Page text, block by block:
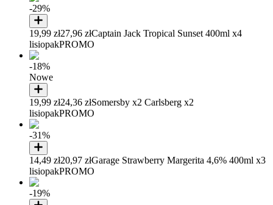
-29%
19,99 zł27,96 złCaptain Jack Tropical Sunset 400ml x4
lisiopakPROMO
-18%
Nowe
19,99 zł24,36 złSomersby x2 Carlsberg x2
lisiopakPROMO
-31%
14,49 zł20,97 złGarage Strawberry Margerita 4,6% 400ml x3
lisiopakPROMO
-19%